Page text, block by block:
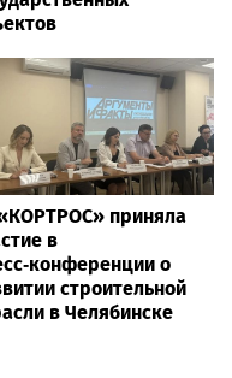
приняла
в
о
строительной
в Челябинске